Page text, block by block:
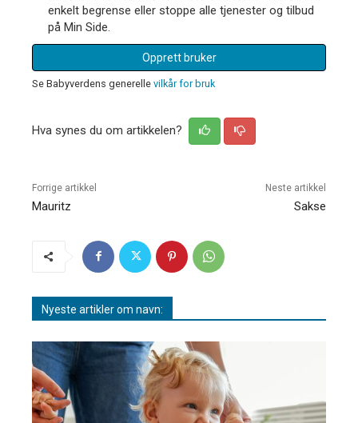
enkelt begrense eller stoppe alle tjenester og tilbud
på Min Side.
Opprett bruker
Se Babyverdens generelle vilkår for bruk
Hva synes du om artikkelen?
Forrige artikkel
Mauritz
Neste artikkel
Sakse
Nyeste artikler om navn: